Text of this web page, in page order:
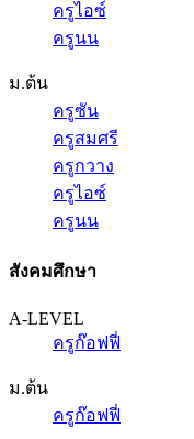
ครูไอซ์
ครูนน
ม.ต้น
ครูซัน
ครูสมศรี
ครูกวาง
ครูไอซ์
ครูนน
สังคมศึกษา
A-LEVEL
ครูก๊อฟฟี่
ม.ต้น
ครูก๊อฟฟี่